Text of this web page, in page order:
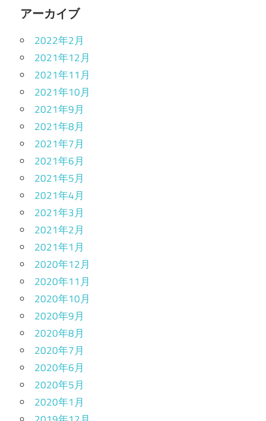
アーカイブ
2022年2月
2021年12月
2021年11月
2021年10月
2021年9月
2021年8月
2021年7月
2021年6月
2021年5月
2021年4月
2021年3月
2021年2月
2021年1月
2020年12月
2020年11月
2020年10月
2020年9月
2020年8月
2020年7月
2020年6月
2020年5月
2020年1月